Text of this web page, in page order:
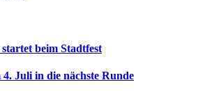
beim Stadtfest
Juli in die nächste Runde